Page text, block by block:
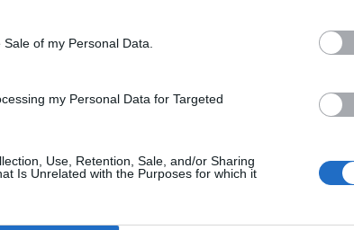
of my Personal Data.
my Personal Data for Targeted
Use, Retention, Sale, and/or Sharing
Is Unrelated with the Purposes for which it
3
3 1 0 3
3 0 0 3 0